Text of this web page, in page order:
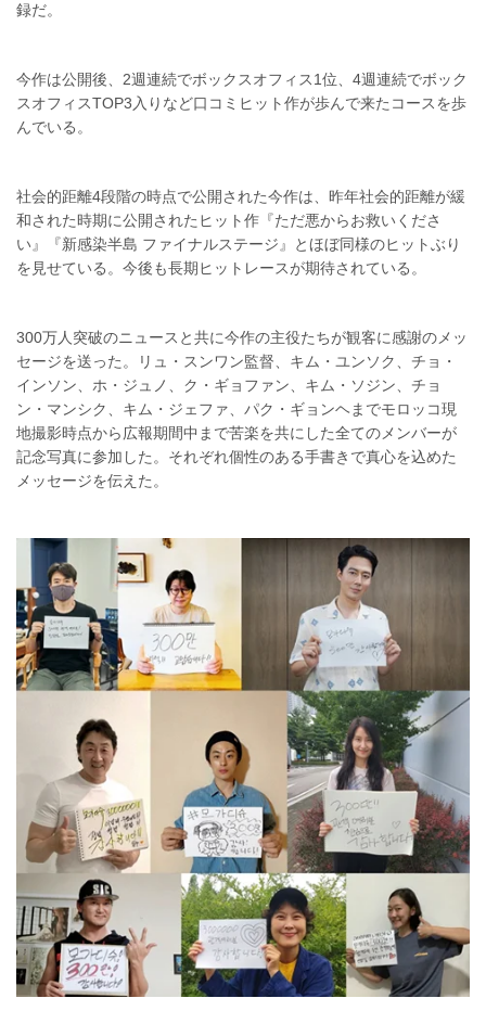
録だ。
今作は公開後、2週連続でボックスオフィス1位、4週連続でボック
スオフィスTOP3入りなど口コミヒット作が歩んで来たコースを歩
んでいる。
社会的距離4段階の時点で公開された今作は、昨年社会的距離が緩
和された時期に公開されたヒット作『ただ悪からお救いくださ
い』『新感染半島 ファイナルステージ』とほぼ同様のヒットぶり
を見せている。今後も長期ヒットレースが期待されている。
300万人突破のニュースと共に今作の主役たちが観客に感謝のメッ
セージを送った。リュ・スンワン監督、キム・ユンソク、チョ・
インソン、ホ・ジュノ、ク・ギョファン、キム・ソジン、チョ
ン・マンシク、キム・ジェファ、パク・ギョンヘまでモロッコ現
地撮影時点から広報期間中まで苦楽を共にした全てのメンバーが
記念写真に参加した。それぞれ個性のある手書きで真心を込めた
メッセージを伝えた。